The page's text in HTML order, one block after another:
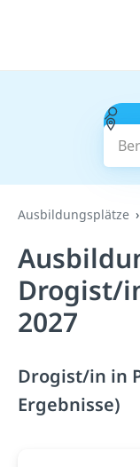
Ausbildungsplätze
Drogist/
2027
Drogist/in in
Ergebnisse)